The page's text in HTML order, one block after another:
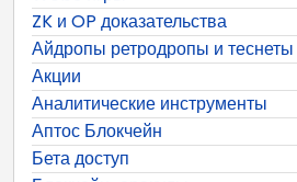
ZK и OP доказательства
Айдропы ретродропы и теснеты
Акции
Аналитические инструменты
Аптос Блокчейн
Бета доступ